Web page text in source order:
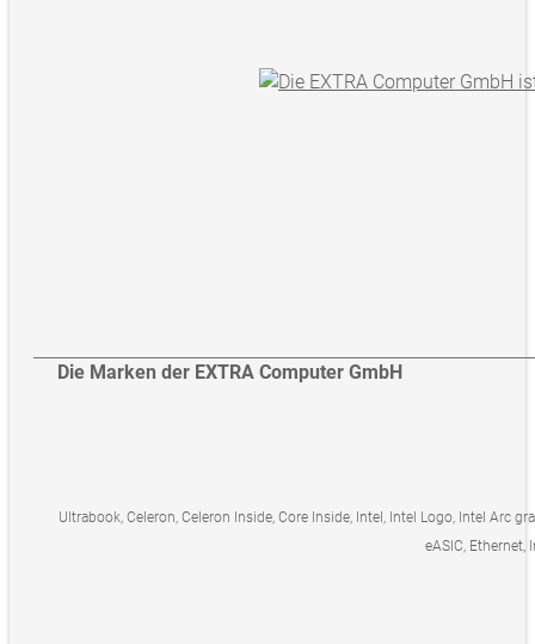
Die Marken der EXTRA Computer GmbH
Ultrabook, Celeron, Celeron Inside, Core Inside, Intel, Intel Logo, Intel Arc
eASIC, Ethernet,